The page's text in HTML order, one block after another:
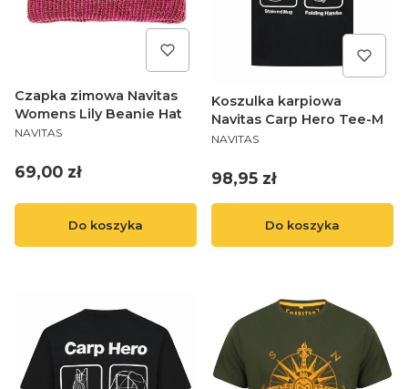
Czapka zimowa Navitas
Womens Lily Beanie Hat
PRODUCENT
NAVITAS
Cena
69,00 zł
Do koszyka
Koszulka karpiowa
Navitas Carp Hero Tee-M
PRODUCENT
NAVITAS
Cena
98,95 zł
Do koszyka